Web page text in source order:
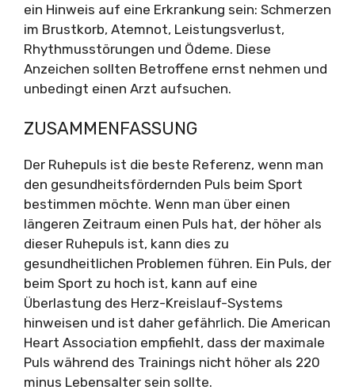
ein Hinweis auf eine Erkrankung sein: Schmerzen
im Brustkorb, Atemnot, Leistungsverlust,
Rhythmusstörungen und Ödeme. Diese
Anzeichen sollten Betroffene ernst nehmen und
unbedingt einen Arzt aufsuchen.
ZUSAMMENFASSUNG
Der Ruhepuls ist die beste Referenz, wenn man
den gesundheitsfördernden Puls beim Sport
bestimmen möchte. Wenn man über einen
längeren Zeitraum einen Puls hat, der höher als
dieser Ruhepuls ist, kann dies zu
gesundheitlichen Problemen führen. Ein Puls, der
beim Sport zu hoch ist, kann auf eine
Überlastung des Herz-Kreislauf-Systems
hinweisen und ist daher gefährlich. Die American
Heart Association empfiehlt, dass der maximale
Puls während des Trainings nicht höher als 220
minus Lebensalter sein sollte.